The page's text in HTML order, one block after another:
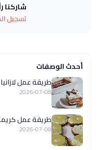
شاركنا
تسجيل
أحدث الوصفات
طريقة عمل
2026-07-08
طريقة عمل
2026-07-08